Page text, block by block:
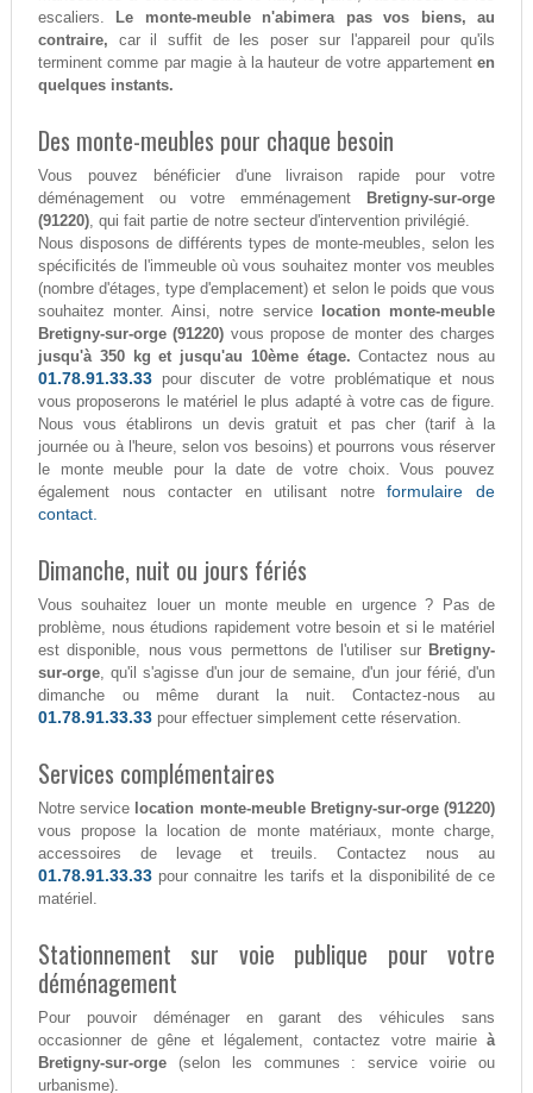
escaliers.
Le monte-meuble n'abimera pas vos biens, au
contraire, car il suffit de les poser sur l'appareil pour qu'ils
terminent comme par magie à la hauteur de votre appartementen
quelques instants.
Des monte-meubles pour chaque besoin
Vous pouvez bénéficier d'une livraison rapide pour votre
déménagement ou votre emménagement
Bretigny-sur-orge
(91220), qui fait partie de notre secteur d'intervention privilégié.
Nous disposons de différents types de monte-meubles, selon les
spécificités de l'immeuble où vous souhaitez monter vos meubles
(nombre d'étages, type d'emplacement) et selon le poids que vous
souhaitez monter. Ainsi, notre service
location monte-meuble
Bretigny-sur-orge (91220) vous propose de monter des charges
jusqu'à 350 kg et jusqu'au 10ème étage. Contactez nous au
01.78.91.33.33pour discuter de votre problématique et nous
vous proposerons le matériel le plus adapté à votre cas de figure.
Nous vous établirons un devis gratuit et pas cher (tarif à la
journée ou à l'heure, selon vos besoins) et pourrons vous réserver
le monte meuble pour la date de votre choix. Vous pouvez
également nous contacter en utilisant notreformulaire de
contact.
Dimanche, nuit ou jours fériés
Vous souhaitez louer un monte meuble en urgence ? Pas de
problème, nous étudions rapidement votre besoin et si le matériel
est disponible, nous vous permettons de l'utiliser sur Bretigny-
sur-orge, qu'il s'agisse d'un jour de semaine, d'un jour férié, d'un
dimanche ou même durant la nuit. Contactez-nous au
01.78.91.33.33 pour effectuer simplement cette réservation.
Services complémentaires
Notre service location monte-meuble Bretigny-sur-orge (91220)
vous propose la location de monte matériaux, monte charge,
accessoires de levage et treuils. Contactez nous au
01.78.91.33.33 pour connaitre les tarifs et la disponibilité de ce
matériel.
Stationnement sur voie publique pour votre
déménagement
Pour pouvoir déménager en garant des véhicules sans
occasionner de gêne et légalement, contactez votre mairieà
Bretigny-sur-orge(selon les communes : service voirie ou
urbanisme).